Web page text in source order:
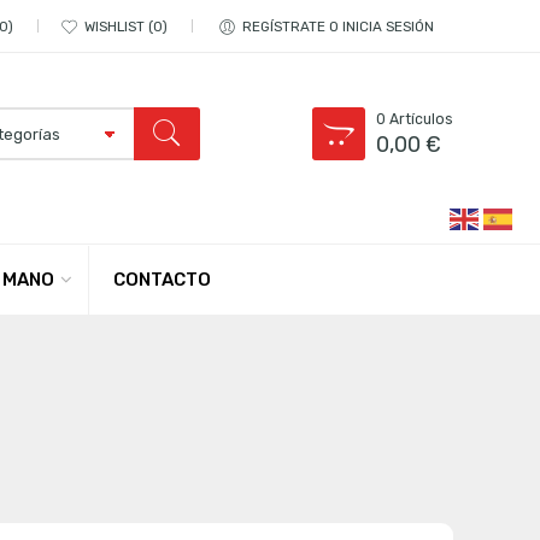
0 WISHLIST 0 REGÍSTRATE O INICIA SESIÓN
0 Artículos
0,00€
CONTACTO